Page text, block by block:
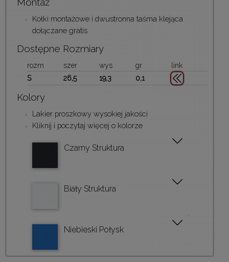
Kołki montażowe i dwustronna taśma klejąca
dołączane gratis
Dostępne Rozmiary
rozm szer wys gr
link
S
26,5 19,3 0,1
Kolory
Lakier proszkowy wysokiej jakości
Kliknij i poczytaj więcej o kolorze
Czarny Struktura
Biały Struktura
Niebieski Połysk